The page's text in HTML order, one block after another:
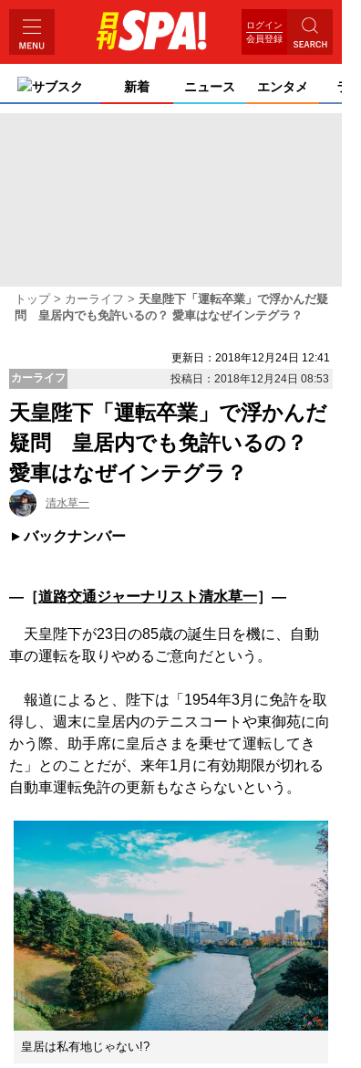
ログイン
会員登録
サブスク 新着 ニュース エンタメ ライ
トップ カーライフ
天皇陛下「運転卒業」で浮かんだ疑
問 皇居内でも免許いるの？ 愛車はなぜインテグラ？
更新日：2018年12月24日 12:41
カーライフ
投稿日：2018年12月24日 08:53
天皇陛下「運転卒業」で浮かんだ
疑問 皇居内でも免許いるの？
愛車はなぜインテグラ？
清水草一
バックナンバー
―［道路交通ジャーナリスト清水草一］―
天皇陛下が23日の85歳の誕生日を機に、自動
車の運転を取りやめるご意向だという。
報道によると、陛下は「1954年3月に免許を取
得し、週末に皇居内のテニスコートや東御苑に向
かう際、助手席に皇后さまを乗せて運転してき
た」とのことだが、来年1月に有効期限が切れる
自動車運転免許の更新もなさらないという。
皇居は私有地じゃない!?